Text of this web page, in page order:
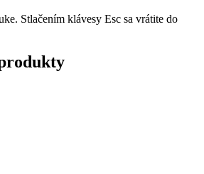
Stlačením klávesy Esc sa vrátite do